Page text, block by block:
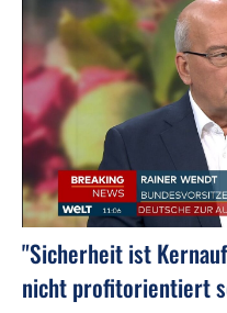
"Sicherheit ist
nicht profitorientiert